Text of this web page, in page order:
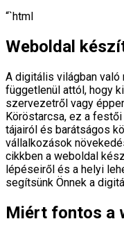
“`html
Weboldal
A digitális világban
függetlenül attól, hogy
szervezetről vagy
Köröstarcsa, ez a
tájairól és barátságos
vállalkozások
cikkben a weboldal
lépéseiről és a helyi
segítsünk Önnek a
Miért fontos a